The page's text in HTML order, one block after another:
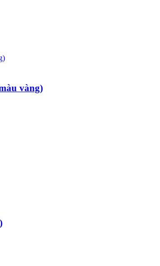
vàng)